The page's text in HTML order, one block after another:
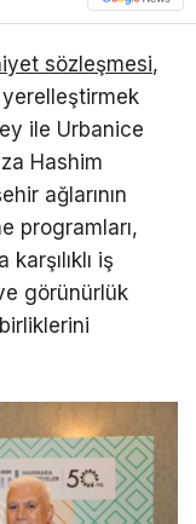
sözleşmesi,
ile Urbanice
Hashim
ağlarının
programları,
iş
görünürlük